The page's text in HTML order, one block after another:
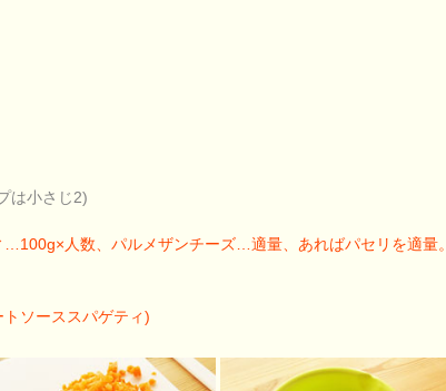
は小さじ2)
人数、パルメザンチーズ…適量、あればパセリを適量。
ソーススパゲティ)